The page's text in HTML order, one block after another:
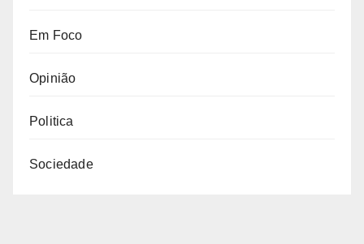
Em Foco
Opinião
Politica
Sociedade